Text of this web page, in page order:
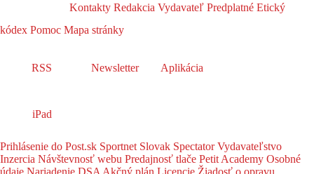
Kontakty Redakcia Vydavateľ Predplatné Etický
kódex Pomoc Mapa stránky
RSS Newsletter Aplikácia
iPad
Prihlásenie do Post.sk Sportnet Slovak SpectatorVydavateľstvo
Inzercia Návštevnosť webu Predajnosť tlače Petit Academy Osobné
údaje Nariadenie DSA Akčný plán Licencie Žiadosť o opravu